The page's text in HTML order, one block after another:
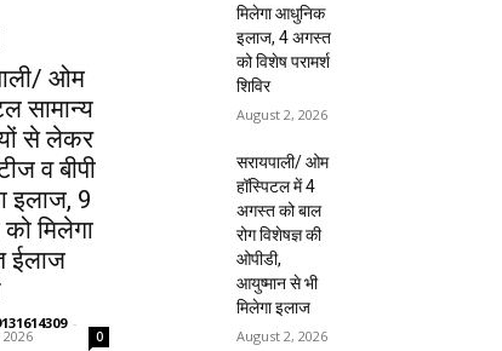
ओम
सामान्य
से लेकर
व बीपी
इलाज, 9
मिलेगा
ईलाज
-
0
मिलेगा आधुनिक
इलाज, 4 अगस्त
को विशेष परामर्श
शिविर
August 2, 2026
सरायपाली/ ओम
हॉस्पिटल में 4
अगस्त को बाल
रोग विशेषज्ञ की
ओपीडी,
आयुष्मान से भी
मिलेगा इलाज
August 2, 2026